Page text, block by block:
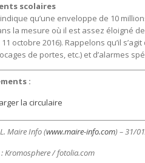
scolaires
qu’une enveloppe de 10
la mesure où il est assez éloigné
11 octobre 2016). Rappelons qu’il
de portes, etc.) et d’alarmes
:
la circulaire
Maire Info (www.maire-info.com) – 31/
Kromosphere / fotolia.com